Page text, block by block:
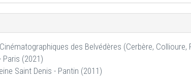
des Belvédères (Cerbère, Collioure,
Paris (2021)
Saint Denis - Pantin (2011)